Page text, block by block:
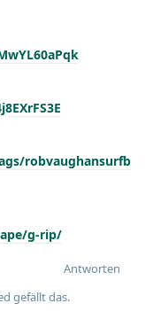
robvaughansurfb
g-rip/
Antworten
gefällt das.